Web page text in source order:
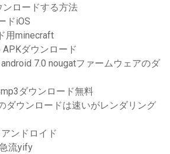
ンロードする方法
ドiOS
用minecraft
ダウンロード
7.0 nougatファームウェアのダ
ダウンロード無料
ダウンロードは速いがレンダリング
ンドロイド
流yify